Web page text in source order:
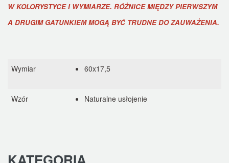
W KOLORYSTYCE I WYMIARZE. RÓŻNICE MIĘDZY PIERWSZYM
A DRUGIM GATUNKIEM MOGĄ BYĆ TRUDNE DO ZAUWAŻENIA.
Wymiar 60x17,5
Wzór Naturalne usłojenie